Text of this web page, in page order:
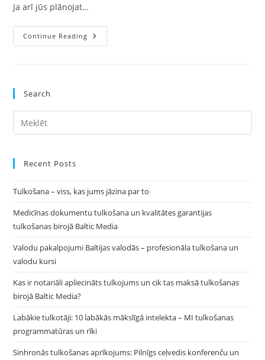
Ja arī jūs plānojat…
Continue Reading Kas
Ir
Tulkošanas
Media?
Search
Recent Posts
Tulkošana – viss, kas jums jāzina par to
Medicīnas dokumentu tulkošana un kvalitātes garantijas
tulkošanas birojā Baltic Media
Valodu pakalpojumi Baltijas valodās – profesionāla tulkošana un
valodu kursi
Kas ir notariāli apliecināts tulkojums un cik tas maksā tulkošanas
birojā Baltic Media?
Labākie tulkotāji: 10 labākās mākslīgā intelekta – MI tulkošanas
programmatūras un rīki
Sinhronās tulkošanas aprīkojums: Pilnīgs ceļvedis konferenču un